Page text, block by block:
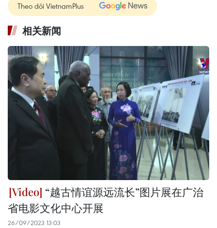
Theo dõi VietnamPlus
相关新闻
“越古情谊源远流长”图片展在广治
省电影文化中心开展
26/09/2023 13:03